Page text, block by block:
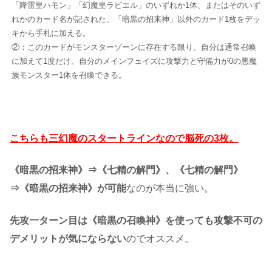
「降雷皇ハモン」「幻魔皇ラビエル」のいずれか1体、またはそのいず
れかのカード名が記された、「暗黒の招来神」以外のカード1枚をデッ
キから手札に加える。
②：このカードがモンスターゾーンに存在する限り、自分は通常召喚
に加えて1度だけ、自分のメインフェイズに攻撃力と守備力が0の悪魔
族モンスター1体を召喚できる。
こちらも三幻魔のスタートラインなので脳死の3枚。
《暗黒の招来神》⇒《七精の解門》、《七精の解門》
⇒《暗黒の招来神》が可能なのが本当に強い。
先攻一ターン目は《暗黒の召喚神》を使っても攻撃不可の
デメリットが気にならないのでオススメ。